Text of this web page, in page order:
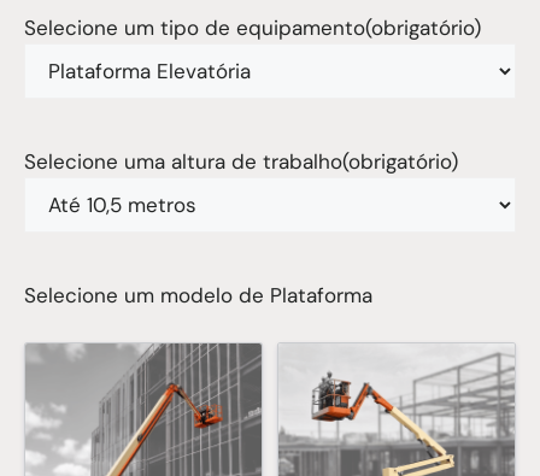
Selecione um tipo de equipamento(obrigatório)
Selecione uma altura de trabalho(obrigatório)
Selecione um modelo de Plataforma